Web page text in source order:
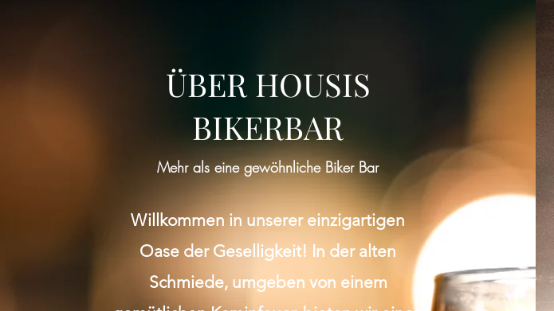
Gruppe konnte
Bitte zur Gruppenliste
Zur
ÜBER HOUSIS
BIKERBAR
Mehr als eine gewöhnliche Biker Bar
Willkommen in unserer einzigartigen
Oase der Geselligkeit! In der alten
Schmiede, umgeben von einem